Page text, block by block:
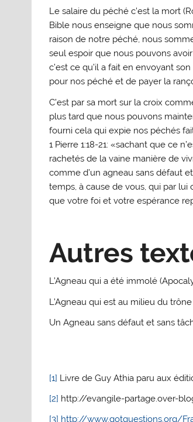
Le salaire du péché c’est la mort
Bible nous enseigne que nous
raison de notre péché, nous
seul espoir que nous pouvons
c’est ce qu’il a fait en envoyant
pour nos péché et de payer la
C’est par sa mort sur la croix
plus tard que nous pouvons
fourni cela qui expie nos péchés
1 Pierre 1:18-21: «sachant que ce
rachetés de la vaine manière de
comme d’un agneau sans défaut
temps, à cause de vous, qui par
que votre foi et votre espérance
Autres
L’Agneau qui a été immolé
L’Agneau qui est au milieu du
Un Agneau sans défaut et sans
[1] Livre de Guy Athia paru aux
[2] http://evangile-partage.over-
[3] http://www.gotquestions.org/